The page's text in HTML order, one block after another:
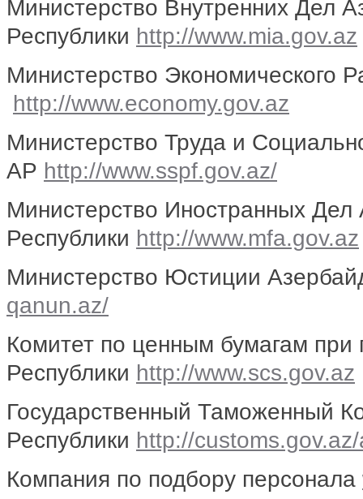
Министерство Внутренних Дел
Республики http://www.mia.gov.az
Министерство Экономического
http://www.economy.gov.az
Министерство Труда и
АР http://www.sspf.gov.az/
Министерство Иностранных Дел
Республики http://www.mfa.gov.az
Министерство Юстиции
qanun.az/
Комитет по ценным бумагам при
Республики http://www.scs.gov.az
Государственный Таможенный
Республики http://
Компания по подбору персонала